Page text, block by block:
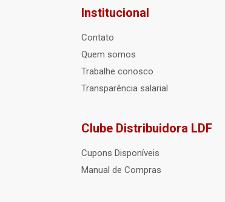
Institucional
Contato
Quem somos
Trabalhe conosco
Transparência salarial
Clube Distribuidora LDF
Cupons Disponíveis
Manual de Compras